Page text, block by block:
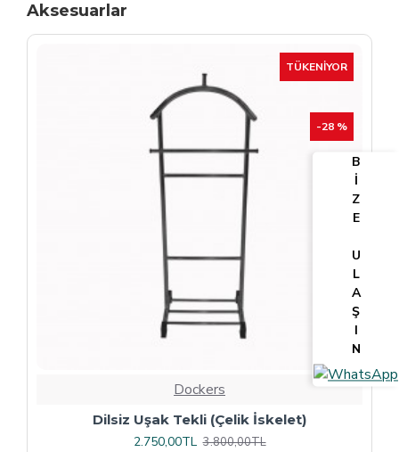
Aksesuarlar
TÜKENIYOR
-25 %
Dockers
Tv Lcd Standı 5484
3.375,00TL 4.500,00TL
B
İ
Z
E
U
L
A
Ş
I
N